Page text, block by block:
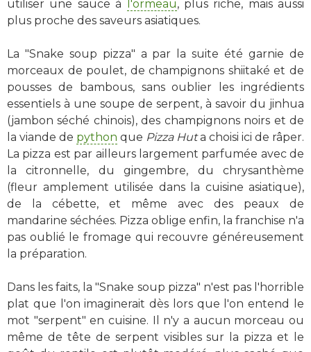
utiliser une sauce à
l'ormeau, plus riche, mais aussi
plus proche des saveurs asiatiques.
La "Snake soup pizza" a par la suite été garnie de
morceaux de poulet, de champignons shiitaké et de
pousses de bambous, sans oublier les ingrédients
essentiels à une soupe de serpent, à savoir du jinhua
(jambon séché chinois), des champignons noirs et de
la viande de python que Pizza Huta choisi ici de râper.
La pizza est par ailleurs largement parfumée avec de
la citronnelle, du gingembre, du chrysanthème
(fleur amplement utilisée dans la cuisine asiatique),
de la cébette, et même avec des peaux de
mandarine séchées. Pizza oblige enfin, la franchise n'a
pas oublié le fromage qui recouvre généreusement
la préparation.
Dans les faits, la "Snake soup pizza" n'est pas l'horrible
plat que l'on imaginerait dès lors que l'on entend le
mot "serpent" en cuisine. Il n'y a aucun morceau ou
même de tête de serpent visibles sur la pizza et le